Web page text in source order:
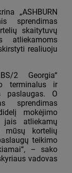
„ASHBURN
sprendimas
skaitytuvų
atliekamoms
realiuoju
2 Georgia“
terminalus ir
paslaugas. O
sprendimas
mokėjimo
atliekamų
mūsų kortelių
teikimo
– sako
vadovas